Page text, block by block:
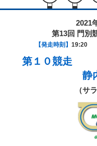
2021
第13回 門別
【発走時刻】 19:20
第１０競走
静
（サ